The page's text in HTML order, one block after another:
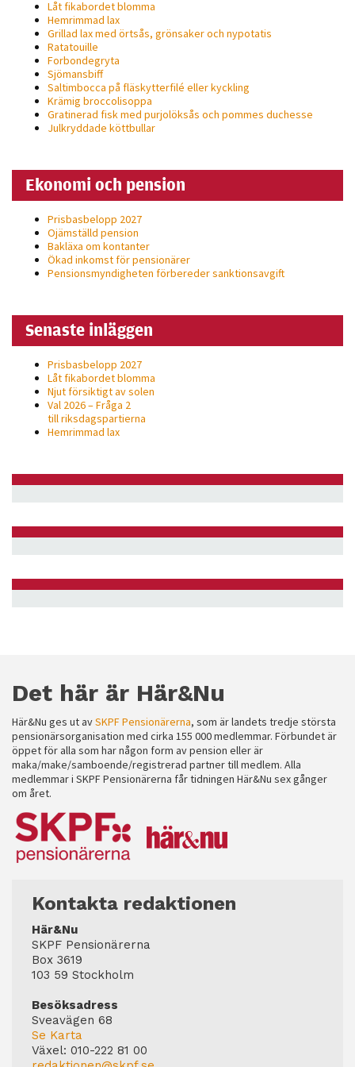
Låt fikabordet blomma
Hemrimmad lax
Grillad lax med örtsås, grönsaker och nypotatis
Ratatouille
Forbondegryta
Sjömansbiff
Saltimbocca på fläsk­ytterfilé eller kyckling
Krämig broccolisoppa
Gratinerad fisk med purjolöksås och pommes duchesse
Julkryddade köttbullar
Ekonomi och pension
Prisbasbelopp 2027
Ojämställd pension
Bakläxa om kontanter
Ökad inkomst för pensionärer
Pensionsmyndigheten förbereder sanktionsavgift
Senaste inläggen
Prisbasbelopp 2027
Låt fikabordet blomma
Njut försiktigt av solen
Val 2026 – Fråga 2
till riksdagspartierna
Hemrimmad lax
Det här är Här&Nu
Här&Nu ges ut avSKPF Pensionärerna, som är landets tredje största
pensionärsorganisation med cirka 155 000 medlemmar. Förbundet är
öppet för alla som har någon form av pension eller är
maka/make/samboende/registrerad partner till medlem. Alla
medlemmar i SKPF Pensionärerna får tidningen Här&Nu sex gånger
om året.
Kontakta redaktionen
Här&Nu
SKPF Pensionärerna
Box 3619
103 59 Stockholm
Besöksadress
Sveavägen 68
Se Karta
Växel: 010-222 81 00
anpassat innehåll